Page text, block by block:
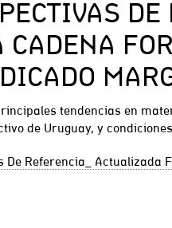
DE
CADENA
tendencias en
de Uruguay, y
De Referencia_ Actualizada